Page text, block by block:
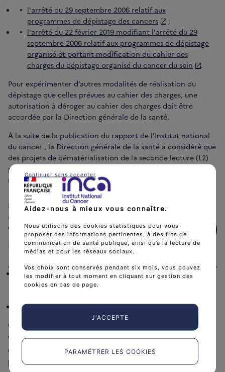
l'arrêté du 29 septembre 2006 relatif aux
programmes de dépistage des cancers
;
l'arrêté du 22 février 2019 modifiant l'arrêté du 29
septembre 2006 relatif aux programmes de dépistage
organisé et portant modification du cahier des
charges du dépistage organisé du cancer du sein
.
Pour expérimenter d’autres modalités de réalisation du
dépistage que celles prévues au cahier des charges, une
autorisation à déroger au cahier des charges doit être
accordée par la Direction générale de la santé.
À la suite de la publication du rapport de l’Institut national
du cancer , la Direction générale de la santé a considéré que
des projets de dématérialisation de la seconde lecture (L2)
pouvaient être déployés de façon limitée et maitrisée, sous
réserve de l’obtention d’une dérogation.
La dématérialisation des flux d’information associés
à la mammographie numérique : bilan des
expérimentations et perspectives (mars 2022)
PDF
1 MB
La précise les modalités de dépôt des dossiers de
demande de dérogation, ainsi que les modalités de
Elle est accompagnée du à adresser à la DGS.
Compte tenu des délais nécessaires à la constitution des
dossiers de candidatures, la première date du comité
d'évaluation a été fixée au 1ermars 2023, avec une
limite de soumission des dossiers au 15
Aidez-nous à mieux vous connaître.
Nous utilisons des cookies statistiques pour vous
proposer des informations pertinentes, à des fins de
communication de santé publique, ainsi qu’à la lecture de
médias et pour les réseaux sociaux.
Vos choix sont conservés pendant six mois, vous pouvez
les modifier à tout moment en cliquant sur gestion des
cookies en bas de page.
J'ACCEPTE
PARAMÉTRER LES COOKIES
Continuer sans accepter